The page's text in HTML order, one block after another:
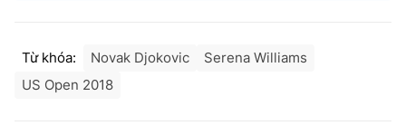
Từ khóa: Novak Djokovic
Serena Williams
US Open 2018